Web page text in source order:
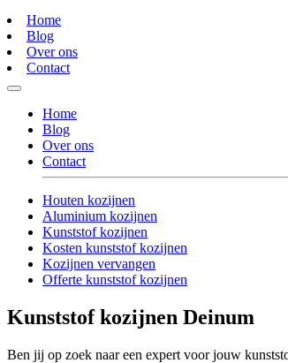
Home
Blog
Over ons
Contact
Home
Blog
Over ons
Contact
Houten kozijnen
Aluminium kozijnen
Kunststof kozijnen
Kosten kunststof kozijnen
Kozijnen vervangen
Offerte kunststof kozijnen
Kunststof kozijnen Deinum
Ben jij op zoek naar een expert voor jouw